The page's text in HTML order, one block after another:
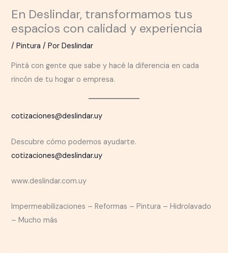
En Deslindar, transformamos tus
espacios con calidad y experiencia
/Pintura / PorDeslindar
Pintá con gente que sabe y hacé la diferencia en cada
rincón de tu hogar o empresa.
cotizaciones@deslindar.uy
Descubre cómo podemos ayudarte.
cotizaciones@deslindar.uy
www.deslindar.com.uy
Impermeabilizaciones – Reformas – Pintura – Hidrolavado
– Mucho más